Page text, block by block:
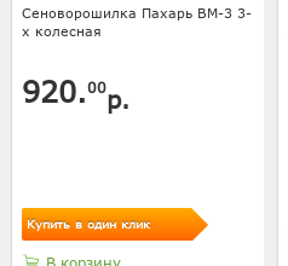
Сеноворошилка Пахарь ВМ-3 3-
х колесная
920.00р.
Купить в один клик
В корзину